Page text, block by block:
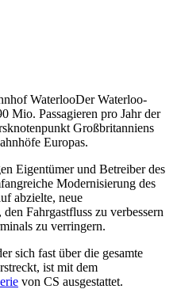
Der Waterloo-
Mio. Passagieren pro Jahr der
Großbritanniens
Europas.
Eigentümer und Betreiber des
Modernisierung des
abzielte, neue
Fahrgastfluss zu verbessern
zu verringern.
sich fast über die gesamte
ist mit dem
von CS ausgestattet.